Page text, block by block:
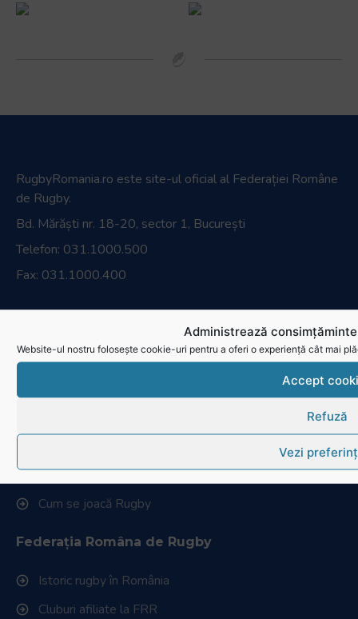
Administrează
Website-ul nostru folosește cookie-uri pentru a oferi o experiență cât mai
Accept
Refuză
Vezi
RugbyRomania.ro este site-ul oficial al Federației Române
de Rugby.
Bd. Mărăști nr. 18-20, sector 1, București
Telefon: 031.1000.500
Fax: 031.1000.400
SINGA
Contactează-ne
Cum se joacă Rugby
Federația Româna de Rugby
Istoric rugby în România
Cluburi afiliate la FRR